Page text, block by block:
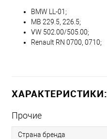
BMW LL-01;
MB 229.5, 226.5;
VW 502.00/505.00;
Renault RN 0700, 0710;
ХАРАКТЕРИСТИКИ:
Прочие
Страна бренда